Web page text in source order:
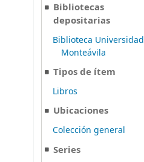
Bibliotecas
depositarias
Biblioteca Universidad
Monteávila
Tipos de ítem
Libros
Ubicaciones
Colección general
Series